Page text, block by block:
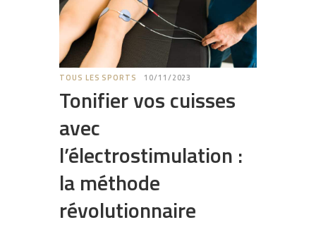
TOUS LES SPORTS 10/11/2023
Tonifier vos cuisses
avec
l’électrostimulation :
la méthode
révolutionnaire